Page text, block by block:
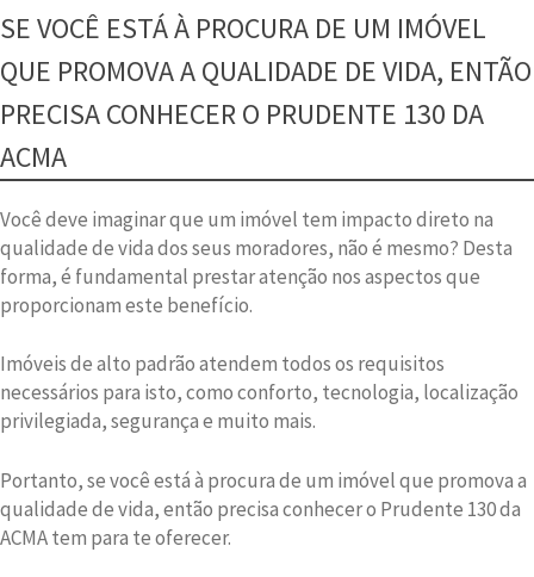
SE VOCÊ ESTÁ À PROCURA DE UM IMÓVEL
QUE PROMOVA A QUALIDADE DE VIDA, ENTÃO
PRECISA CONHECER O PRUDENTE 130 DA
ACMA
Você deve imaginar que um imóvel tem impacto direto na
qualidade de vida dos seus moradores, não é mesmo? Desta
forma, é fundamental prestar atenção nos aspectos que
proporcionam este benefício.
Imóveis de alto padrão atendem todos os requisitos
necessários para isto, como conforto, tecnologia, localização
privilegiada, segurança e muito mais.
Portanto, se você está à procura de um imóvel que promova a
qualidade de vida, então precisa conhecer o Prudente 130 da
ACMA tem para te oferecer.